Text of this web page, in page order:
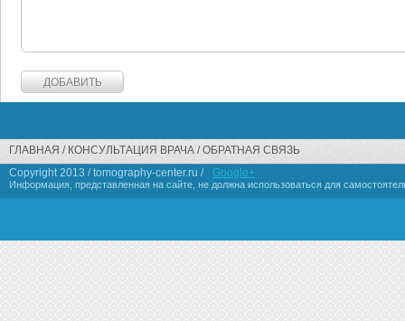
ГЛАВНАЯ КОНСУЛЬТАЦИЯ ВРАЧА
ОБРАТНАЯ СВЯЗЬ
Copyright 2013 / tomography-center.ru /
Google+
Информация, представленная на сайте, не должна использоваться для